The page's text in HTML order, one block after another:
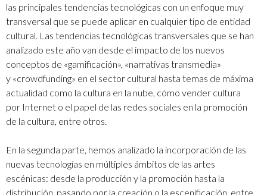
las principales tendencias tecnológicas con un enfoque muy
transversal que se puede aplicar en cualquier tipo de entidad
cultural. Las tendencias tecnológicas transversales que se han
analizado este año van desde el impacto de los nuevos
conceptos de «gamificación», «narrativas transmedia»
y «crowdfunding» en el sector cultural hasta temas de máxima
actualidad como la cultura en la nube, cómo vender cultura
por Internet o el papel de las redes sociales en la promoción
de la cultura, entre otros.
En la segunda parte, hemos analizado la incorporación de las
nuevas tecnologías en múltiples ámbitos de las artes
escénicas: desde la producción y la promoción hasta la
distribución, pasando por la creación o la escenificación, entre